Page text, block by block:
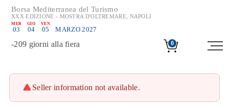
Borsa Mediterranea del Turismo
XXX EDIZIONE - MOSTRA D'OLTREMARE, NAPOLI
MER
03
GIO
04
VEN
05 MARZO 2027
-209 giorni alla fiera 0
Seller information not available.